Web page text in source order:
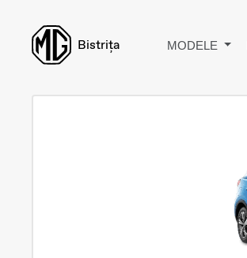
Bistrița MODELE